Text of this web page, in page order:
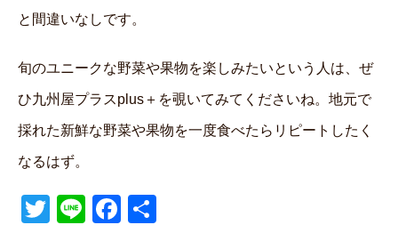
と間違いなしです。
旬のユニークな野菜や果物を楽しみたいという人は、ぜ
ひ九州屋プラスplus＋を覗いてみてくださいね。地元で
採れた新鮮な野菜や果物を一度食べたらリピートしたく
なるはず。
T
Li
F